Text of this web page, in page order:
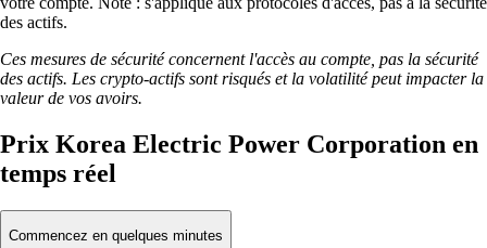
des actifs.
Ces mesures de sécurité concernent l'accès au compte, pas la sécurité
des actifs. Les crypto-actifs sont risqués et la volatilité peut impacter la
valeur de vos avoirs.
Prix Korea Electric Power Corporation en
temps réel
Commencez en quelques minutes